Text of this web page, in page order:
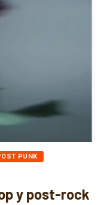
PUNK
y post-rock